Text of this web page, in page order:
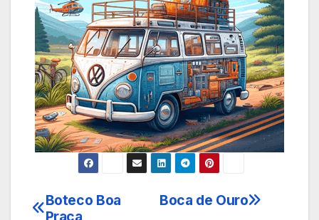
Navegação
Boca de Ouro
Boteco Boa
Praça